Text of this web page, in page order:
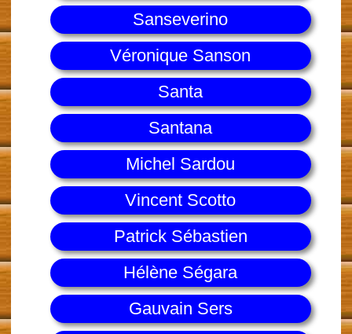
Sanseverino
Véronique Sanson
Santa
Santana
Michel Sardou
Vincent Scotto
Patrick Sébastien
Hélène Ségara
Gauvain Sers